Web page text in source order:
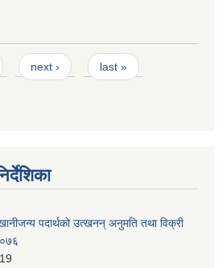
next › last »
पदार्थको उत्खनन् अनुमति तथा विक्री